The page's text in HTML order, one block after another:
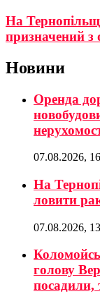
На
призначений з
Новини
Оренда
07.08.2026,
На
ловити
07.08.2026,
голову
посадили,